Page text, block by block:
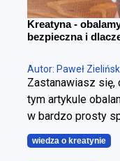
Kreatyna -
bezpieczna i
Autor: Paweł
Zastanawiasz się,
tym artykule
w bardzo prosty
wiedza o kreatynie